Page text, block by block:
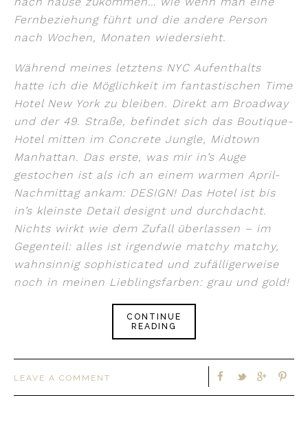
Fernbeziehung führt und die andere Person
nach Wochen, Monaten wiedersieht.
Während meines letztens NYC Aufenthalts
hatte ich die Möglichkeit im fantastischen Time
Hotel New York zu bleiben. Direkt am Broadway
und der 49. Straße, befindet sich das Boutique-
Hotel mitten im Concrete Jungle, Midtown
Manhattan.
Das erste, was mir in’s Auge
gestochen ist als ich an einem warmen April-
Nachmittag ankam: DESIGN! Das Hotel ist bis
in’s kleinste Detail designt und durchdacht.
Nichts wirkt wie dem Zufall überlassen – im
Gegenteil: alles ist irgendwie matchy matchy,
wahnsinnig sophisticated und zufälligerweise
noch in meinen Lieblingsfarben: grau und gold!
CONTINUE
READING
LEAVE A COMMENT